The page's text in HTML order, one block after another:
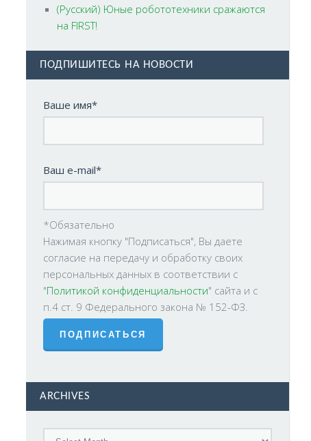
(Русский) Юные робототехники сражаются
на FIRST!
ПОДПИШИТЕСЬ НА НОВОСТИ
Ваше имя*
Ваш e-mail*
*Обязательно
Нажимая кнопку "Подписаться", Вы даете
согласие на передачу и обработку своих
персональных данных в соответствии с
"Политикой конфиденциальности" сайта и с
п.4 ст. 9 Федерального закона № 152-ФЗ.
ARCHIVES
Archives